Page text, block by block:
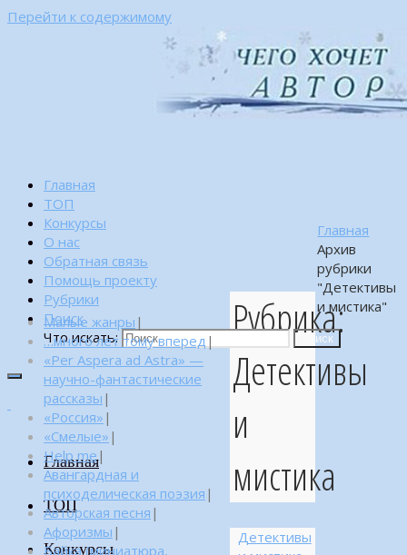
Перейти к содержимому
Главная
ТОП
Конкурсы
О нас
Обратная связь
Помощь проекту
Рубрики
Поиск
Что искать:
Поиск
Главная
ТОП
Конкурсы
Главная
Архив
рубрики
"Детективы
и мистика"
Рубрика:
Детективы
и
мистика
Детективы
Малые жанры |
…много лет тому вперед |
«Per Aspera ad Astra» —
научно-фантастические
рассказы |
«Россия» |
«Смелые» |
Help me|
Авангардная и
психоделическая поэзия |
Авторская песня |
Афоризмы |
Байка (миниатюра,